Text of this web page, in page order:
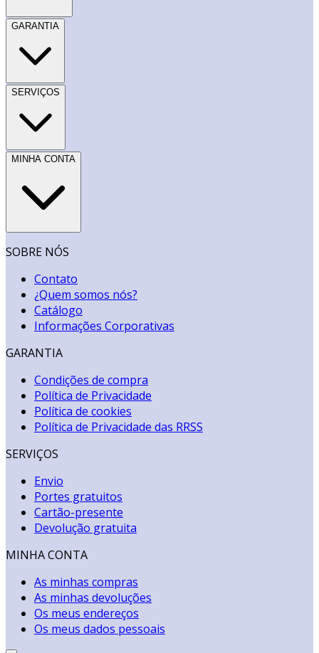
GARANTIA
SERVIÇOS
MINHA CONTA
SOBRE NÓS
Contato
¿Quem somos nós?
Catálogo
Informações Corporativas
GARANTIA
Condições de compra
Política de Privacidade
Política de cookies
Política de Privacidade das RRSS
SERVIÇOS
Envio
Portes gratuitos
Cartão-presente
Devolução gratuita
MINHA CONTA
As minhas compras
As minhas devoluções
Os meus endereços
Os meus dados pessoais